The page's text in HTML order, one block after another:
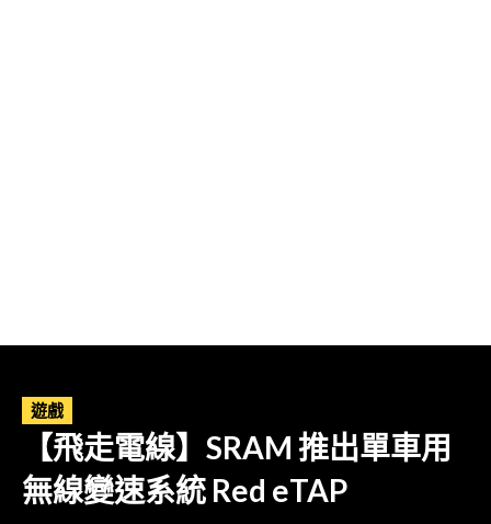
遊戲
【飛走電線】SRAM 推出單車用
無線變速系統 Red eTAP